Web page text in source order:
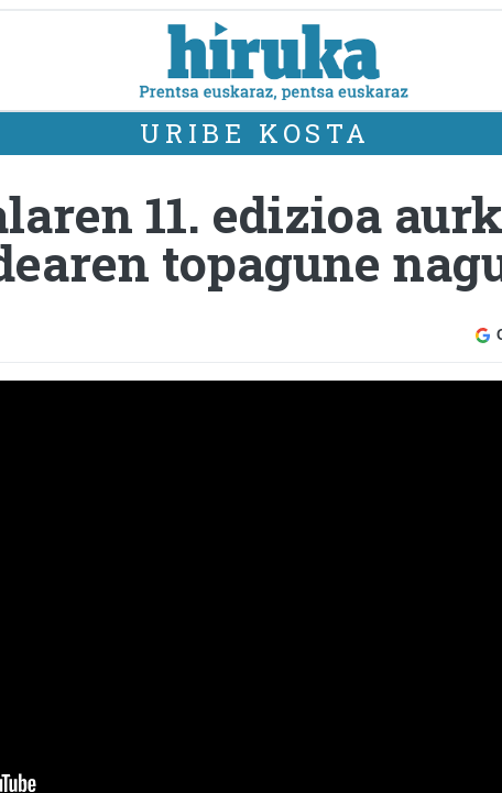
URIBE KOSTA
11. edizioa
topagune